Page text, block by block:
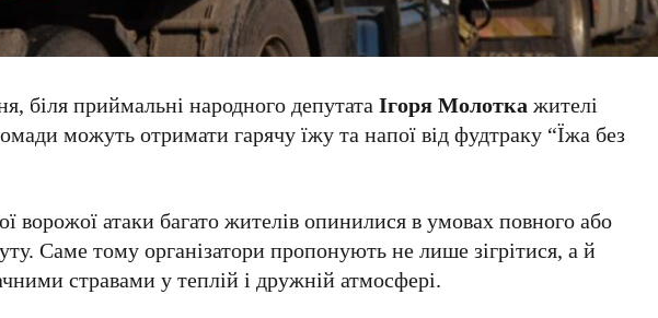
біля приймальні народного депутатаІгоря Молоткажителі
можуть отримати гарячу їжу та напої від фудтраку “Їжа без
ворожої атаки багато жителів опинилися в умовах повного або
Саме тому організатори пропонують не лише зігрітися, а й
стравами у теплій і дружній атмосфері.